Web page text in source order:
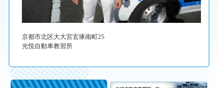
京都市北区大大宮玄琢南町25
光悦自動車教習所